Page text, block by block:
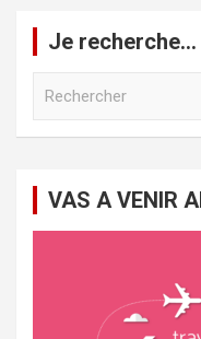
Je recherche…
c
VAS A VENIR